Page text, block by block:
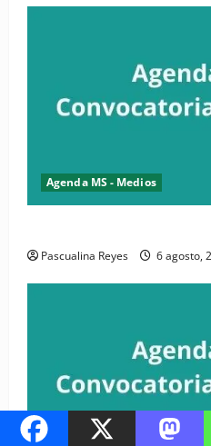
Agenda MS - Medios
Pascualina Reyes 6 agosto,